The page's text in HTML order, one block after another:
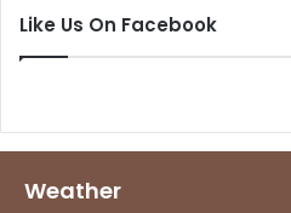
Like Us On Facebook
Weather